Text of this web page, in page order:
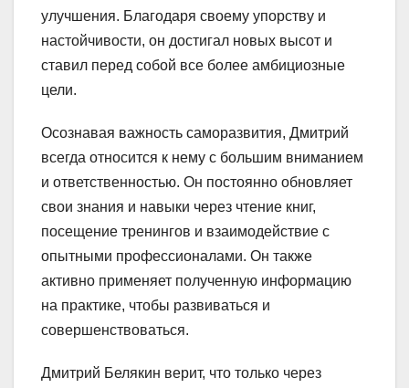
улучшения. Благодаря своему упорству и
настойчивости, он достигал новых высот и
ставил перед собой все более амбициозные
цели.
Осознавая важность саморазвития, Дмитрий
всегда относится к нему с большим вниманием
и ответственностью. Он постоянно обновляет
свои знания и навыки через чтение книг,
посещение тренингов и взаимодействие с
опытными профессионалами. Он также
активно применяет полученную информацию
на практике, чтобы развиваться и
совершенствоваться.
Дмитрий Белякин верит, что только через